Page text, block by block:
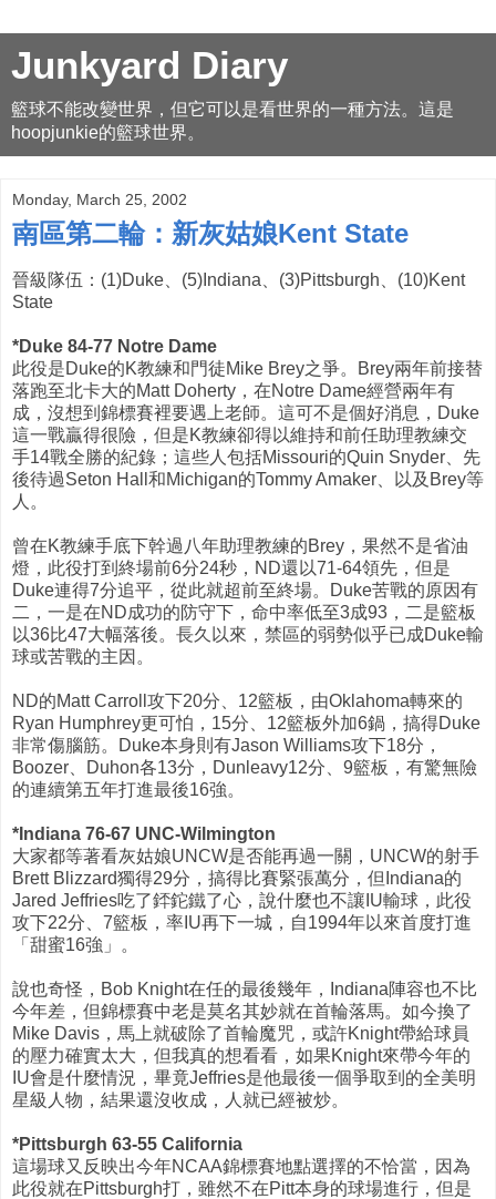
Junkyard Diary
籃球不能改變世界，但它可以是看世界的一種方法。這是
hoopjunkie的籃球世界。
Monday, March 25, 2002
南區第二輪：新灰姑娘Kent State
晉級隊伍：(1)Duke、(5)Indiana、(3)Pittsburgh、(10)Kent
State
*Duke 84-77 Notre Dame
此役是Duke的K教練和門徒Mike Brey之爭。Brey兩年前接替
落跑至北卡大的Matt Doherty，在Notre Dame經營兩年有
成，沒想到錦標賽裡要遇上老師。這可不是個好消息，Duke
這一戰贏得很險，但是K教練卻得以維持和前任助理教練交
手14戰全勝的紀錄；這些人包括Missouri的Quin Snyder、先
後待過Seton Hall和Michigan的Tommy Amaker、以及Brey等
人。
曾在K教練手底下幹過八年助理教練的Brey，果然不是省油
燈，此役打到終場前6分24秒，ND還以71-64領先，但是
Duke連得7分追平，從此就超前至終場。Duke苦戰的原因有
二，一是在ND成功的防守下，命中率低至3成93，二是籃板
以36比47大幅落後。長久以來，禁區的弱勢似乎已成Duke輸
球或苦戰的主因。
ND的Matt Carroll攻下20分、12籃板，由Oklahoma轉來的
Ryan Humphrey更可怕，15分、12籃板外加6鍋，搞得Duke
非常傷腦筋。Duke本身則有Jason Williams攻下18分，
Boozer、Duhon各13分，Dunleavy12分、9籃板，有驚無險
的連續第五年打進最後16強。
*Indiana 76-67 UNC-Wilmington
大家都等著看灰姑娘UNCW是否能再過一關，UNCW的射手
Brett Blizzard獨得29分，搞得比賽緊張萬分，但Indiana的
Jared Jeffries吃了銔鉈鐵了心，說什麼也不讓IU輸球，此役
攻下22分、7籃板，率IU再下一城，自1994年以來首度打進
「甜蜜16強」。
說也奇怪，Bob Knight在任的最後幾年，Indiana陣容也不比
今年差，但錦標賽中老是莫名其妙就在首輪落馬。如今換了
Mike Davis，馬上就破除了首輪魔咒，或許Knight帶給球員
的壓力確實太大，但我真的想看看，如果Knight來帶今年的
IU會是什麼情況，畢竟Jeffries是他最後一個爭取到的全美明
星級人物，結果還沒收成，人就已經被炒。
*Pittsburgh 63-55 California
這場球又反映出今年NCAA錦標賽地點選擇的不恰當，因為
此役就在Pittsburgh打，雖然不在Pitt本身的球場進行，但是